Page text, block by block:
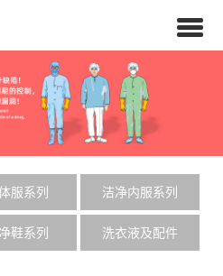
服系列 洁净内服系列
鞋系列 洗衣液及配件